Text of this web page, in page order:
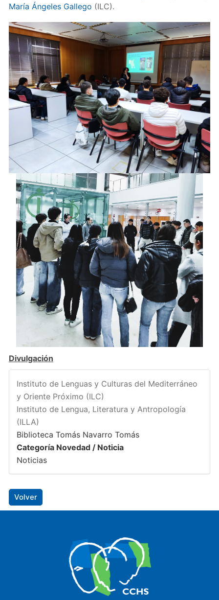
María Ángeles Gallego (ILC).
Divulgación
Instituto de Lenguas y Culturas del Mediterráneo
y Oriente Próximo (ILC)
Instituto de Lengua, Literatura y Antropología
(ILLA)
Biblioteca Tomás Navarro Tomás
Categoría Novedad / Noticia
Noticias
Volver